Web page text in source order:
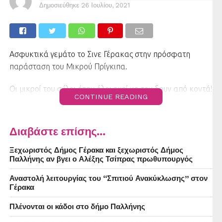
Δημοσιεύθηκε 26 Ιουλίου, 2021
Ασφυκτικά γεμάτο το Σινε Γέρακας στην πρόσφατη
παράσταση του Μικρού Πρίγκιπα.
Οι μικροί του φίλοι ήταν όλοι εκεί να τον δουν από κοντά!
CONTINUE READING
Διαβάστε επίσης...
Ξεχωριστός Δήμος Γέρακα και ξεχωριστός Δήμος
Παλλήνης αν βγει ο Αλέξης Τσίπρας πρωθυπουργός
Αναστολή λειτουργίας του “Σπιτιού Ανακύκλωσης” στον
Γέρακα
Πλένονται οι κάδοι στο δήμο Παλλήνης